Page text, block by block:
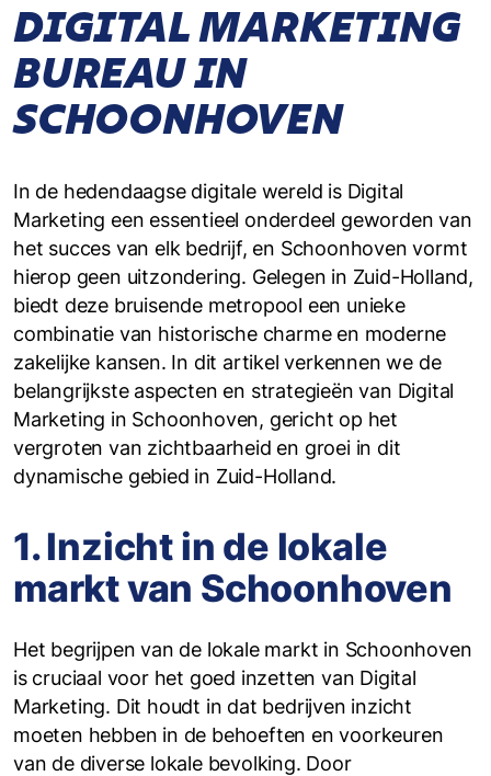
DIGITAL MARKETING
BUREAU IN
SCHOONHOVEN
In de hedendaagse digitale wereld is Digital
Marketing een essentieel onderdeel geworden van
het succes van elk bedrijf, en Schoonhoven vormt
hierop geen uitzondering. Gelegen in Zuid-Holland,
biedt deze bruisende metropool een unieke
combinatie van historische charme en moderne
zakelijke kansen. In dit artikel verkennen we de
belangrijkste aspecten en strategieën van Digital
Marketing in Schoonhoven, gericht op het
vergroten van zichtbaarheid en groei in dit
dynamische gebied in Zuid-Holland.
1. Inzicht in de lokale
markt van Schoonhoven
Het begrijpen van de lokale markt in Schoonhoven
is cruciaal voor het goed inzetten van Digital
Marketing. Dit houdt in dat bedrijven inzicht
moeten hebben in de behoeften en voorkeuren
van de diverse lokale bevolking. Door